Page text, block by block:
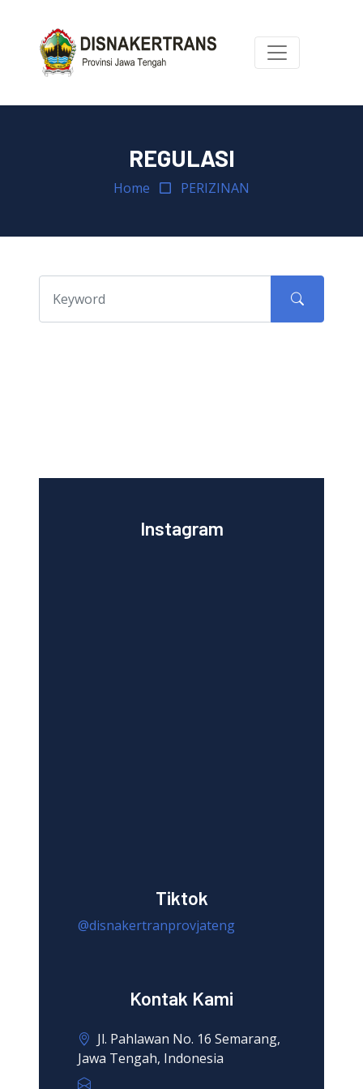
REGULASI
Home PERIZINAN
Instagram
Tiktok
@disnakertranprovjateng
Kontak Kami
Jl. Pahlawan No. 16 Semarang,
Jawa Tengah, Indonesia